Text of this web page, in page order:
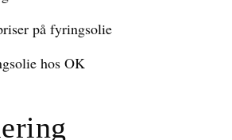
på fyringsolie
hos OK